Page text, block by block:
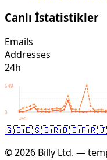
Canlı İstatistikler
Emails
Addresses
24h
649
0
24h
🇬🇧🇪🇸🇧🇷🇩🇪🇫🇷
© 2026 Billy Ltd. —